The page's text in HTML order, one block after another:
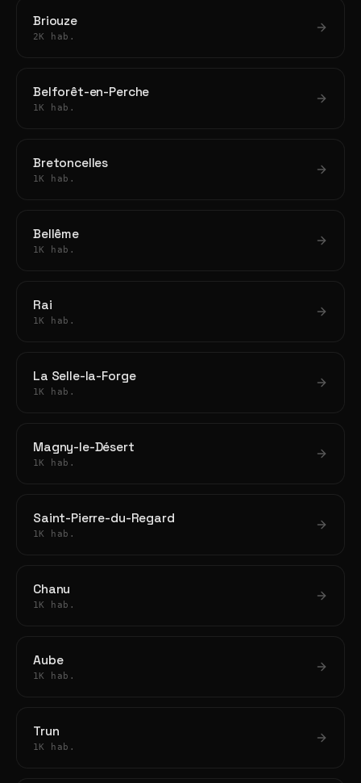
Briouze
2K hab.
Belforêt-en-Perche
1K hab.
Bretoncelles
1K hab.
Bellême
1K hab.
Rai
1K hab.
La Selle-la-Forge
1K hab.
Magny-le-Désert
1K hab.
Saint-Pierre-du-Regard
1K hab.
Chanu
1K hab.
Aube
1K hab.
Trun
1K hab.